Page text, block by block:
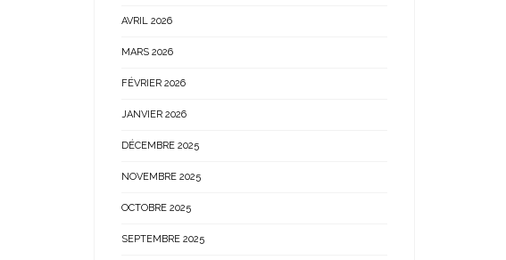
AVRIL 2026
MARS 2026
FÉVRIER 2026
JANVIER 2026
DÉCEMBRE 2025
NOVEMBRE 2025
OCTOBRE 2025
SEPTEMBRE 2025